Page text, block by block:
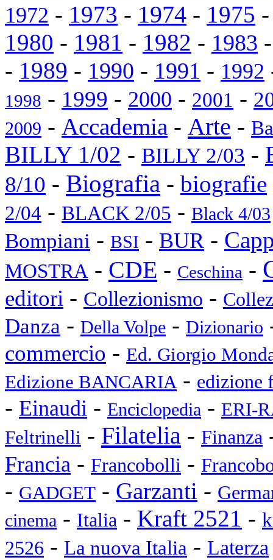
1972 - 1973 - 1974 - 1975
1980 - 1981 - 1982 - 1983
- 1989 - 1990 - 1991 - 1992
1998 - 1999 - 2000 - 2001 -
2009 - Accademia - Arte -
BILLY 1/02 - BILLY 2/03 -
8/10 - Biografia - biografie
2/04 - BLACK 2/05 - Black 4/03
Bompiani - BSI - BUR -
MOSTRA - CDE - Ceschina -
editori - Collezionismo -
Danza - Della Volpe - Dizionario
commercio - Ed. Giorgio
Edizione BANCARIA - edizione
- Einaudi - Enciclopedia - ERI-
Feltrinelli - Filatelia - Finanza
Francia - Francobolli -
- GADGET - Garzanti -
cinema - Italia - Kraft 2521 -
2526 - La nuova Italia - Laterza